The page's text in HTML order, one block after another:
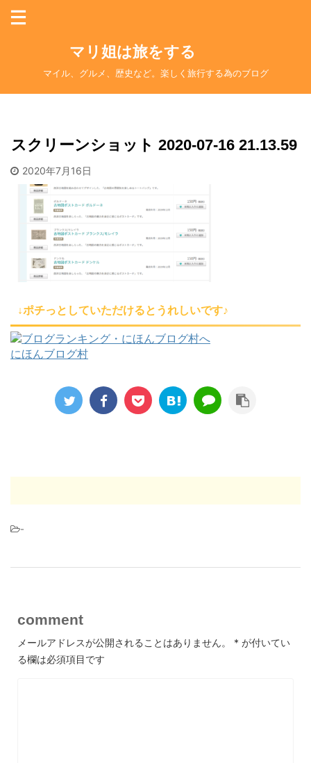
マリ姐は旅をする
マイル、グルメ、歴史など。楽しく旅行する為のブログ
スクリーンショット 2020-07-16 21.13.59
2020年7月16日
↓ポチっとしていただけるとうれしいです♪
にほんブログ村
-
comment
メールアドレスが公開されることはありません。 * が付いてい
る欄は必須項目です